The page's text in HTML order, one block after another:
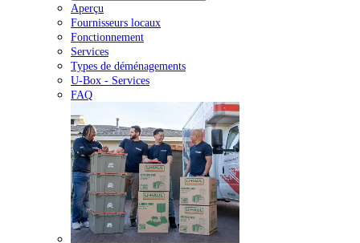
Aperçu
Fournisseurs locaux
Fonctionnement
Services
Types de déménagements
U-Box - Services
FAQ